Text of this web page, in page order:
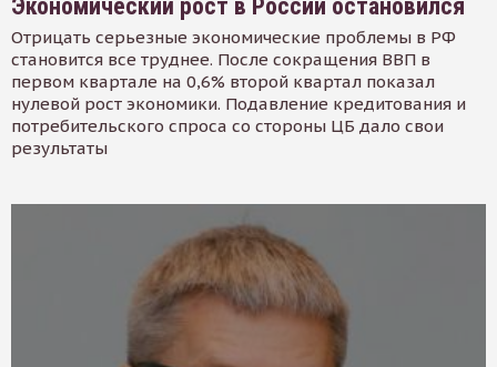
Экономический рост в России остановился
Отрицать серьезные экономические проблемы в РФ
становится все труднее. После сокращения ВВП в
первом квартале на 0,6% второй квартал показал
нулевой рост экономики. Подавление кредитования и
потребительского спроса со стороны ЦБ дало свои
результаты